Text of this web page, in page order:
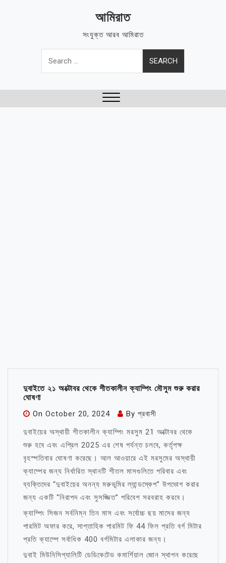
আমিরাত
সংযুক্ত আরব আমিরাত
Search
for:
দুবাইতে ২১ অক্টোবর থেকে শীতকালীন ক্যাম্পিং মৌসুম শুরু করার
ঘোষণা
On October 20, 2024 By প্রবাসী
দুবাইয়ের অস্থায়ী শীতকালীন ক্যাম্পিং মরসুম 21 অক্টোবর থেকে
শুরু হবে এবং এপ্রিল 2025 এর শেষ পর্যন্ত চলবে, কর্তৃপক্ষ
বৃহস্পতিবার ঘোষণা করেছে। আল আওয়ারে এই মরসুমের অস্থায়ী
ক্যাম্পের জন্য নির্ধারিত স্থানটি শীতল মাসগুলিতে পরিবার এবং
ব্যক্তিদের “দুবাইয়ের অনন্য মরুভূমির ল্যান্ডস্কেপ” উপভোগ করার
জন্য একটি “নিরাপদ এবং সুসজ্জিত” পরিবেশ সরবরাহ করবে।
ক্যাম্পিং সিজন সর্বনিম্ন তিন মাস এবং সর্বোচ্চ ছয় মাসের জন্য
পারমিট অফার করে, সাপ্তাহিক পারমিট ফি 44 ফিল প্রতি বর্গ মিটার
প্রতি ক্যাম্পে সর্বাধিক 400 বর্গমিটার এলাকার জন্য।
দুবাই মিউনিসিপ্যালিটি ডেডিকেটেড কমার্শিয়াল জোন স্থাপন করেছে